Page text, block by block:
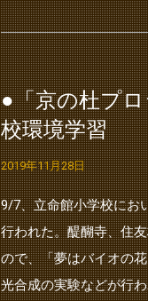
●「京の杜プ
校環境学習
2019年11月28日
9/7、立命館小学校にお
行われた。醍醐寺、住
ので、「夢はバイオの
光合成の実験などが行